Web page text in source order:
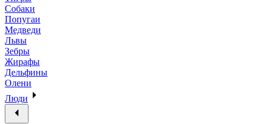
Собаки
Попугаи
Медведи
Львы
Зебры
Жирафы
Дельфины
Олени
Люди